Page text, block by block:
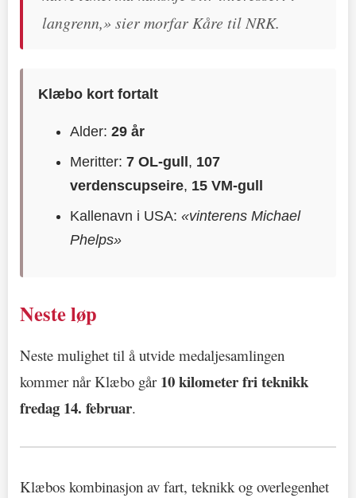
langrenn,» sier morfar Kåre til NRK.
Klæbo kort fortalt
Alder:29 år
Meritter:7 OL-gull , 107
verdenscupseire, 15 VM-gull
Kallenavn i USA:«vinterens Michael
Phelps»
Neste løp
Neste mulighet til å utvide medaljesamlingen
kommer når Klæbo går 10 kilometer fri teknikk
fredag 14. februar.
Klæbos kombinasjon av fart, teknikk og overlegenhet